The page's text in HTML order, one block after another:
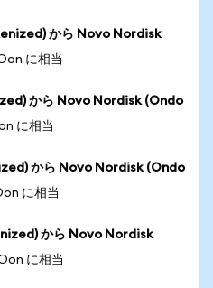
から Novo Nordisk
に相当
から Novo Nordisk (Ondo
に相当
から Novo Nordisk (Ondo
に相当
から Novo Nordisk
に相当